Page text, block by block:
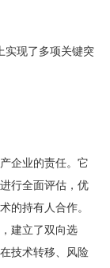
现了多项关键突
企业的责任。它
行全面评估，优
的持有人合作。
建立了双向选
技术转移、风险